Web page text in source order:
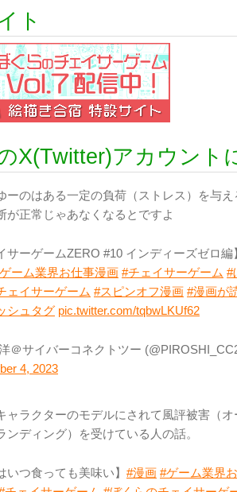
ト
X(Twitter)アカウント
ーのはある一定の負荷（ストレス）を与え
が正常じゃあなくなるとですよ
サーゲームZERO #10 インディーズゼロ編
ーム業界お仕事漫画 #チェイサーゲーム #
ェイサーゲーム #スピンオフ漫画 #漫画が
シュタグ pic.twitter.com/tqbwLKUf62
＠サイバーコネクトツー
4, 2023
ャラクターのモデルにされて風評被害（オ
ンディング）を受けている人の話。
いつ食っても美味い】 #漫画 #ゲーム業界